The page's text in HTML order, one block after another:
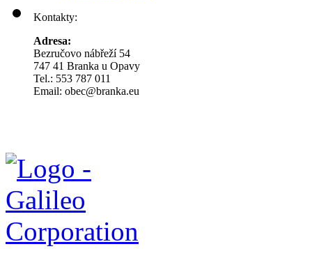
Kontakty:
Adresa:
Bezručovo nábřeží 54
747 41 Branka u Opavy
Tel.: 553 787 011
Email: obec@branka.eu